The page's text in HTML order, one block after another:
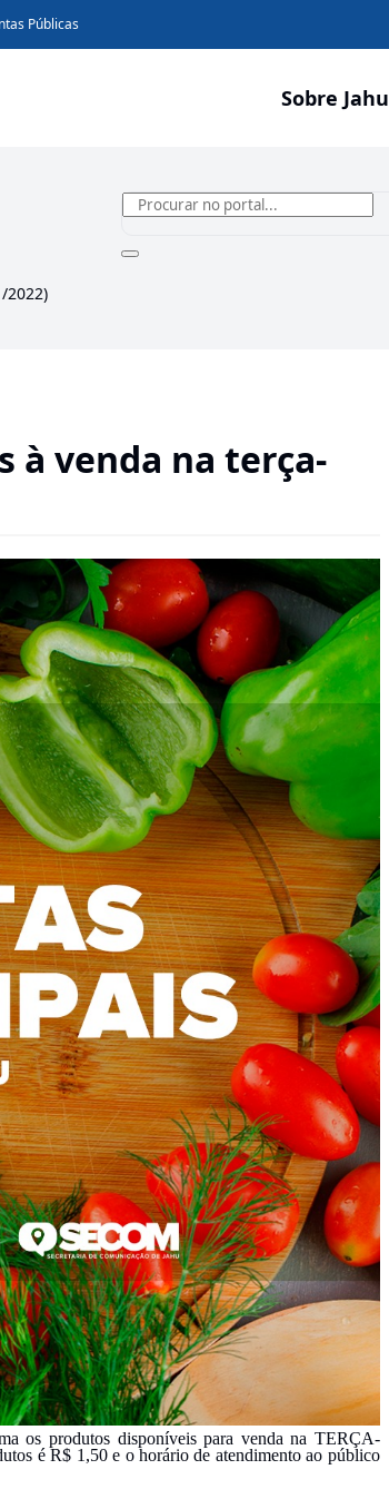
Públicas
Sobre Jahu
2022)
à venda na terça-
os produtos disponíveis para venda na TERÇA-
é R$ 1,50 e o horário de atendimento ao público